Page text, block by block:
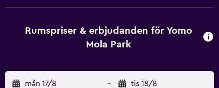
mörkläggningsgardiner. Städning erbjuds dagligen och
massage på rummet kan fås på begäran. Detta hotell har
tillkomma.
Rumspriser & erbjudanden för Yomo
Mola Park
mån 17/8 - tis 18/8